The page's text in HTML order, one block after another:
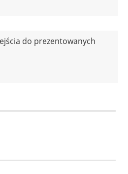
do prezentowanych